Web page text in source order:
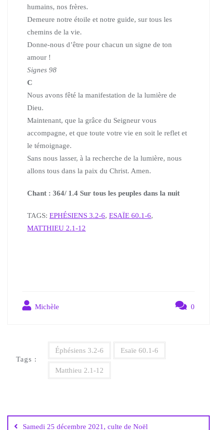
humains, nos frères.
Demeure notre étoile et notre guide, sur tous les
chemins de la vie.
Donne-nous d’être pour chacun un signe de ton
amour !
Signes 98
C
Nous avons fêté la manifestation de la lumière de
Dieu.
Maintenant, que la grâce du Seigneur vous
accompagne, et que toute votre vie en soit le reflet et
le témoignage.
Sans nous lasser, à la recherche de la lumière, nous
allons tous dans la paix du Christ. Amen.
Chant : 364/ 1.4 Sur tous les peuples dans la nuit
TAGS: EPHÉSIENS 3.2-6, ESAÏE 60.1-6,
MATTHIEU 2.1-12
Michèle 0
Tags :
Éphésiens 3.2-6 Esaïe 60.1-6
Matthieu 2.1-12
Samedi 25 décembre 2021, culte de Noël